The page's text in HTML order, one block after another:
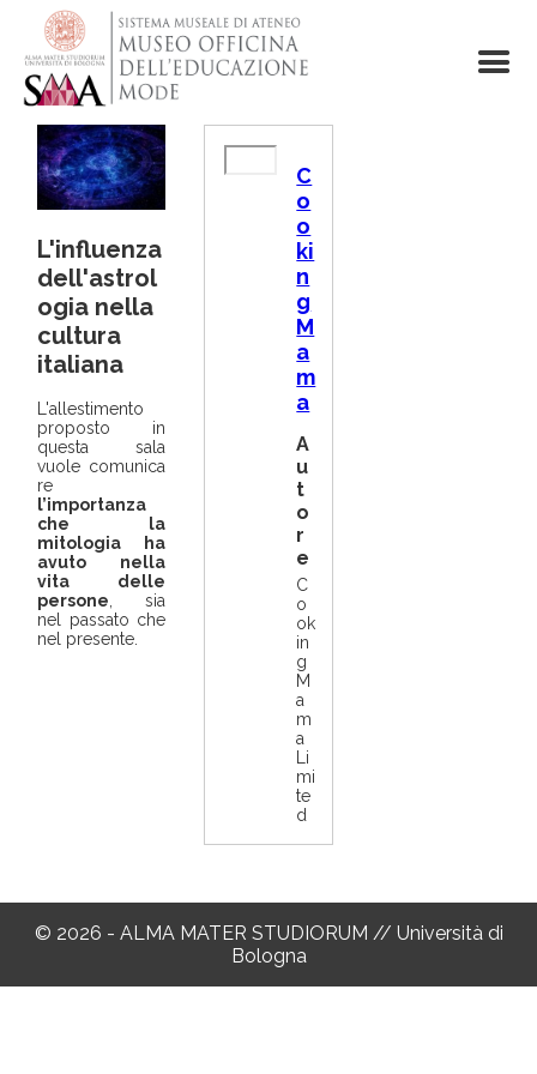
contenuto
principale
L'influenza
dell'astrol
ogia nella
cultura
italiana
L'allestimento
proposto in
questa sala
vuole comunica
re
l’importanza
che la
mitologia ha
avuto nella
vita delle
persone , sia
nel passato che
nel presente.
e
C
o
o
ki
n
g
M
a
m
a
A
u
t
o
r
e
C
o
ok
in
g
M
a
m
a
Li
mi
te
d
© 2026 - ALMA MATER STUDIORUM // Università di
Bologna